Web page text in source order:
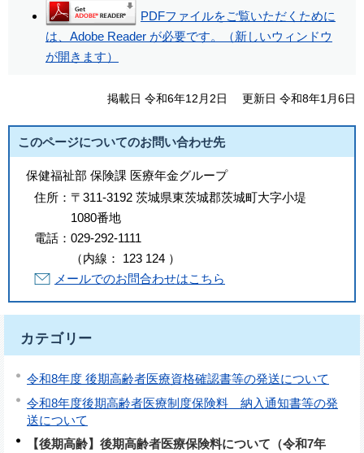
PDFファイルをご覧いただくために
は、Adobe Reader が必要です。（新しいウィンドウ
が開きます）
掲載日 令和6年12月2日 更新日 令和8年1月6日
このページについてのお問い合わせ先
保健福祉部 保険課 医療年金グループ
住所： 〒311-3192 茨城県東茨城郡茨城町大字小堤
1080番地
電話： 029-292-1111
（内線 ： 123 124 ）
メールでのお問合わせはこちら
カテゴリー
令和8年度 後期高齢者医療資格確認書等の発送について
令和8年度後期高齢者医療制度保険料 納入通知書等の発
送について
【後期高齢】後期高齢者医療保険料について（令和7年